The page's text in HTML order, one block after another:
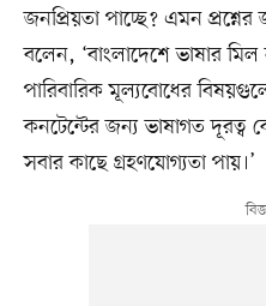
জনপ্রিয়তা পাচ্ছে? এমন
বলেন, ‘বাংলাদেশে ভাষার
পারিবারিক মূল্যবোধের
কনটেন্টের জন্য ভাষাগত দূরত্ব
সবার কাছে গ্রহণযোগ্যতা পায়।’